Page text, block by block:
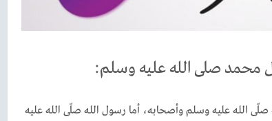
محمد صلى الله عليه وسلم:
الله عليه وسلم وأصحابه، أما رسول الله صلّى الله عليه